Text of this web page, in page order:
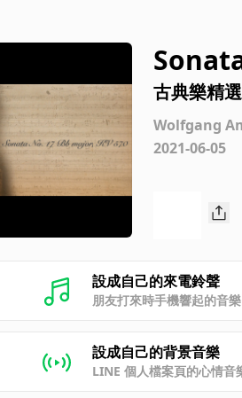
古典樂精選
Wolfgang
2021-06-05
設成自己的來電鈴聲
朋友打來時手機響起的音樂
設成自己的背景音樂
LINE 個人檔案頁的心情音